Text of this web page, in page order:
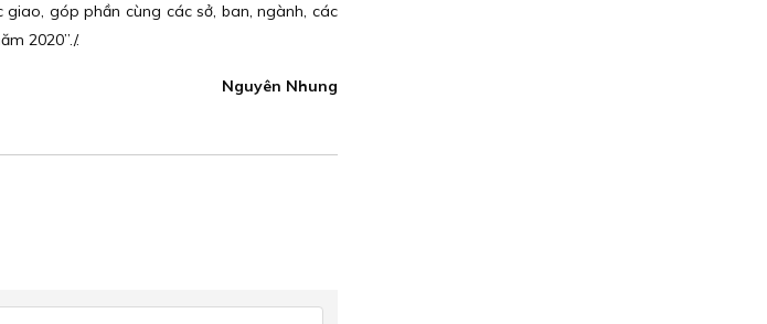
góp phần cùng các sở, ban, ngành, các
2020”./.
Nguyên Nhung